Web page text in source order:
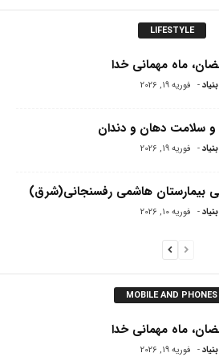
LIFESTYLE
ماه مهمانی خدا
بنیاد - فوریه 19, 2026
و سلامت دهان و دندان
بنیاد - فوریه 19, 2026
بیمارستان هاشمی رفسنجانی(شرق)
بنیاد - فوریه 10, 2026
MOBILE AND PHONES
ماه مهمانی خدا
بنیاد - فوریه 19, 2026